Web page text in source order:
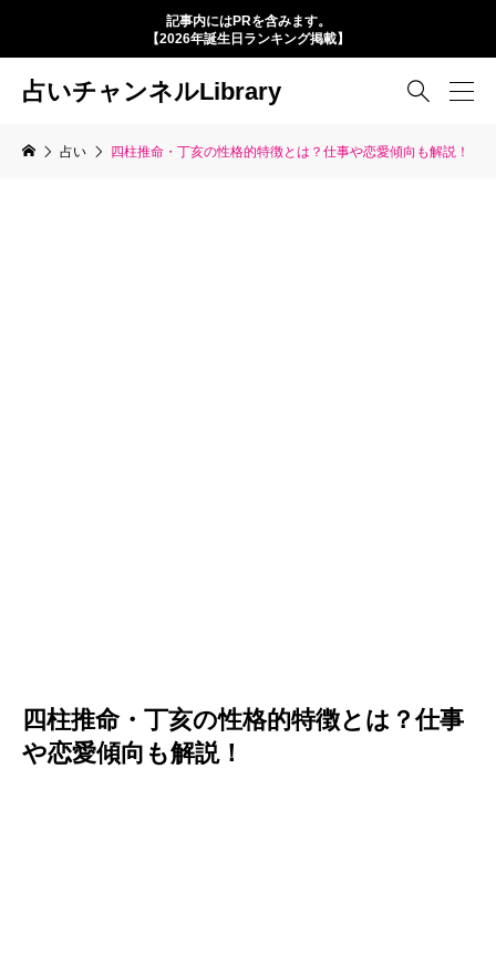
記事内にはPRを含みます。
【2026年誕生日ランキング掲載】
占いチャンネルLibrary 
占い 四柱推命・丁亥の性格的特徴とは？仕事や恋愛傾向も解説！
四柱推命・丁亥の性格的特徴とは？仕事
や恋愛傾向も解説！